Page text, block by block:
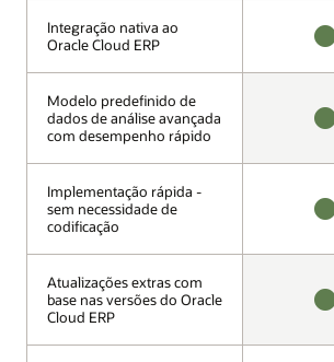
Integração nativa ao
Oracle Cloud ERP
Modelo predefinido de
dados de análise avançada
com desempenho rápido
Implementação rápida -
sem necessidade de
codificação
Atualizações extras com
base nas versões do Oracle
Cloud ERP
Integração nativa ao
Oracle Cloud ERP
Modelo predefinido de
dados de análise avançada
com desempenho rápido
Implementação rápida -
sem necessidade de
codificação
Atualizações extras com
base nas versões do Oracle
Cloud ERP